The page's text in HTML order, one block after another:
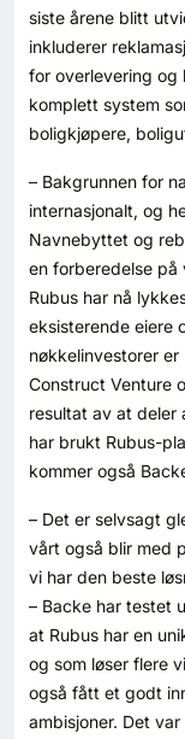
siste årene blitt
inkluderer
for overlevering og
komplett system
boligkjøpere,
– Bakgrunnen for
internasjonalt, og
Navnebyttet og
en forberedelse på
Rubus har nå
eksisterende eiere
nøkkelinvestorer
Construct Venture
resultat av at deler
har brukt Rubus-
kommer også
– Det er selvsagt
vårt også blir med
vi har den beste
– Backe har testet
at Rubus har en
og som løser flere
også fått et godt
ambisjoner. Det